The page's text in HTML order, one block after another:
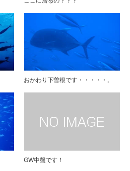
おかわり下曽根です・・・・・。
GW中盤です！